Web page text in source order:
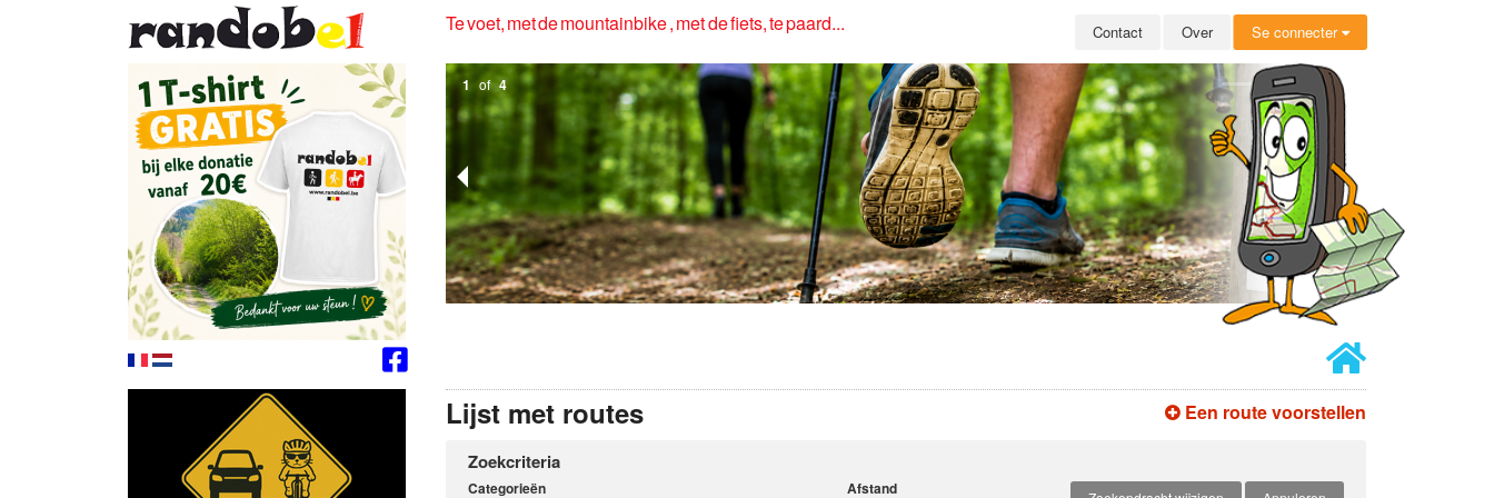
Te voet, met de mountainbike , met de fiets, te paard... Contact Over Se connecter
2 of 4
Een route voorstellen
Lijst met routes
Zoekcriteria
Categorieën Afstand